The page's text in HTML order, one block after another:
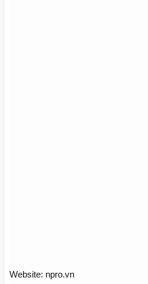
Website: npro.vn